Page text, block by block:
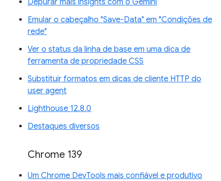
Emular o cabeçalho "Save-Data" em "Condições de
rede"
Ver o status da linha de base em uma dica de
ferramenta de propriedade CSS
Substituir formatos em dicas de cliente HTTP do
user agent
Lighthouse 12.8.0
Destaques diversos
Chrome 139
Um Chrome DevTools mais confiável e produtivo